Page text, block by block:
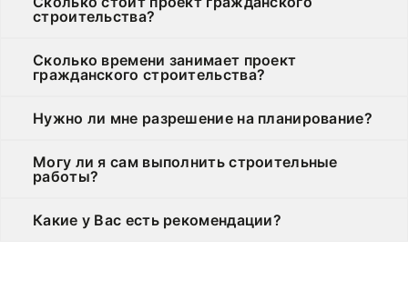
строительства?
Сколько времени занимает проект
гражданского строительства?
Нужно ли мне разрешение на планирование?
Могу ли я сам выполнить строительные
работы?
Какие у Вас есть рекомендации?